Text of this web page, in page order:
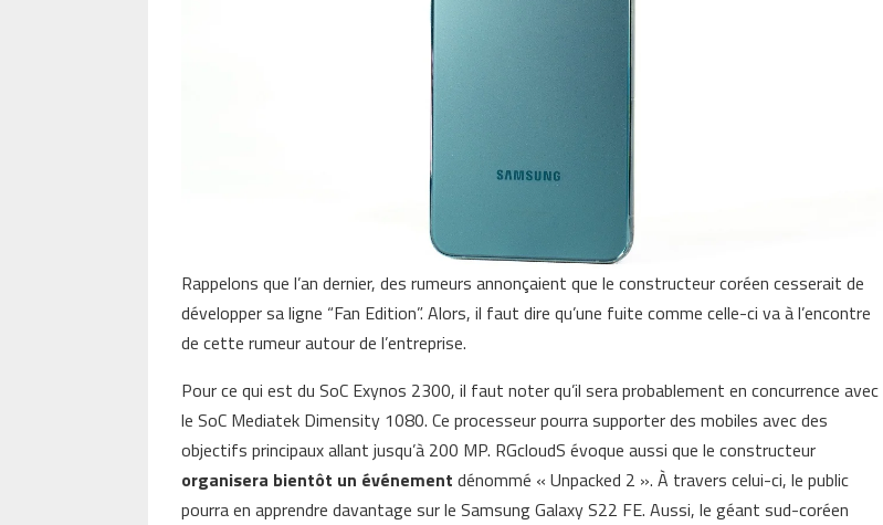
Rappelons que l’an dernier, des rumeurs annonçaient que le constructeur coréen cesserait de
développer sa ligne “Fan Edition”. Alors, il faut dire qu’une fuite comme celle-ci va à l’encontre
de cette rumeur autour de l’entreprise.
Pour ce qui est du SoC Exynos 2300, il faut noter qu’il sera probablement en concurrence avec
le SoC Mediatek Dimensity 1080. Ce processeur pourra supporter des mobiles avec des
objectifs principaux allant jusqu’à 200 MP. RGcloudS évoque aussi que le constructeur
organisera bientôt un événement dénommé « Unpacked 2 ». À travers celui-ci, le public
pourra en apprendre davantage sur le Samsung Galaxy S22 FE. Aussi, le géant sud-coréen